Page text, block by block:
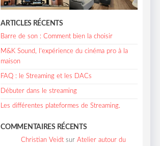
ARTICLES RÉCENTS
Barre de son : Comment bien la choisir
M&K Sound, l’expérience du cinéma pro à la
maison
FAQ : le Streaming et les DACs
Débuter dans le streaming
Les différentes plateformes de Streaming.
COMMENTAIRES RÉCENTS
Christian Veidt surAtelier autour du